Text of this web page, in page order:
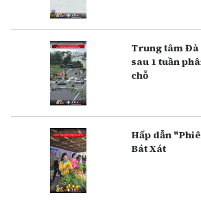
Trung tâm Đà
sau 1 tuần
chỗ
Hấp dẫn
Bát Xát